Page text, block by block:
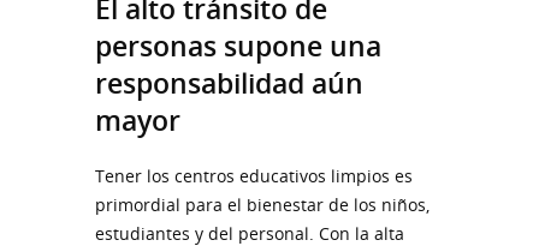
El alto tránsito de
personas supone una
responsabilidad aún
mayor
Tener los centros educativos limpios es
primordial para el bienestar de los niños,
estudiantes y del personal. Con la alta